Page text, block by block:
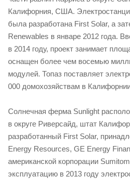
Калифорния, США.
была разработана First Solar, а
Renewables в январе 2012 года.
в 2014 году, проект занимает
оснащен более чем восемью
модулей. Топаз поставляет
000 домохозяйствам в
Солнечная ферма Sunlight
в округе Риверсайд, штат
разработанный First Solar,
Energy Resources, GE Energy
американской корпорации
эксплуатацию в 2013 году